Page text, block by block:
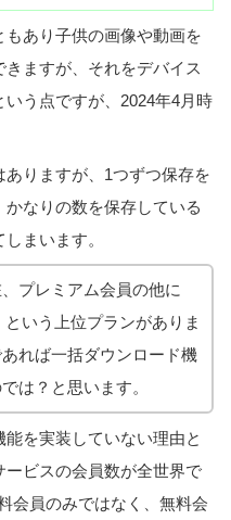
あり子供の画像や動画を
きますが、それをデバイス
う点ですが、2024年4月時
りますが、1つずつ保存を
なりの数を保存している
まいます。
プレミアム会員の他に
という上位プランがありま
れば一括ダウンロード機
は？と思います。
を実装していない理由と
ービスの会員数が全世界で
会員のみではなく、無料会